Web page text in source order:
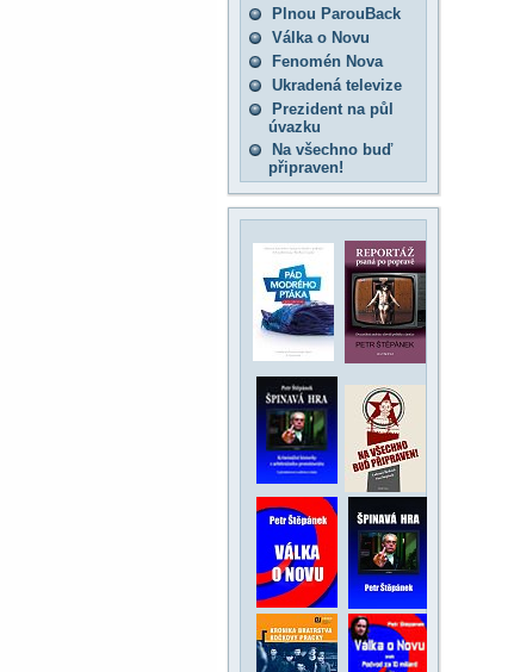
Plnou ParouBack
Válka o Novu
Fenomén Nova
Ukradená televize
Prezident na půl
úvazku
Na všechno buď
připraven!